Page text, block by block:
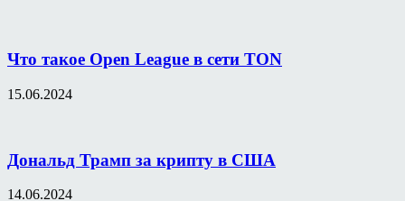
Что такое Open League в сети TON
15.06.2024
Дональд Трамп за крипту в США
14.06.2024